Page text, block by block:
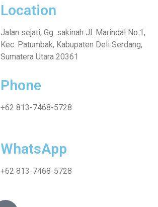
Location
Jalan sejati, Gg. sakinah Jl. Marindal No.1,
Kec. Patumbak, Kabupaten Deli Serdang,
Sumatera Utara 20361
Phone
+62 813-7468-5728
WhatsApp
+62 813-7468-5728